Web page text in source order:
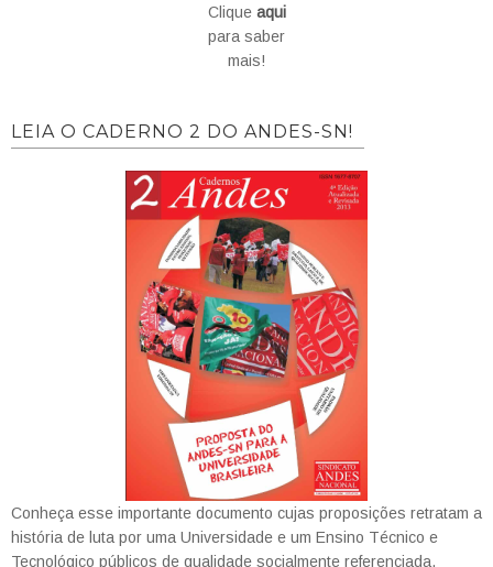
Clique aqui
para saber
mais!
LEIA O CADERNO 2 DO ANDES-SN!
Conheça esse importante documento cujas proposições retratam a
história de luta por uma Universidade e um Ensino Técnico e
Tecnológico públicos de qualidade socialmente referenciada.